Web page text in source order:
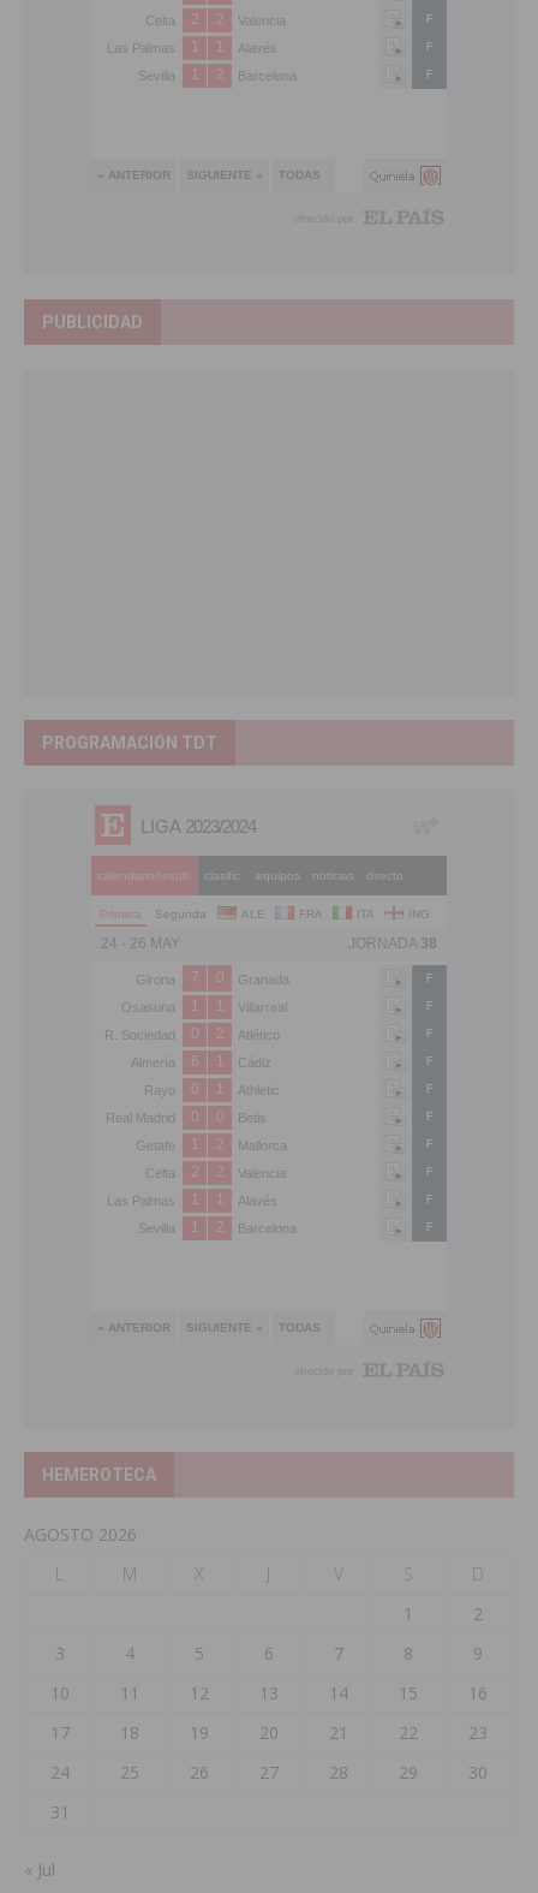
PUBLICIDAD
PROGRAMACIÓN TDT
HEMEROTECA
AGOSTO 2026
L
M X J V S
D
1
2
3
4 5 6 7 8
9
10
11 12 13 14 15
16
17
18 19 20 21 22
23
24
25 26 27 28 29
30
31
« Jul